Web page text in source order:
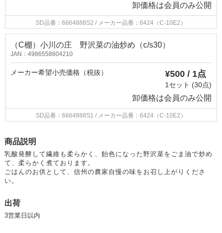
卸価格は会員のみ公開
SD品番：6664888S2 / メーカー品番：6424（C-10E2）
（C棚）小川の庄 野沢菜の油炒め（c/s30）
JAN：4986558604210
メーカー希望小売価格（税抜） ¥500 / 1点
1セット (30点)
卸価格は会員のみ公開
SD品番：6664888S1 / メーカー品番：6424（C-10E2）
商品説明
乳酸発酵して繊維も柔らかく、飴色になった野沢菜をごま油で炒め
て、柔らかく煮ております。
ごはんのお供として、信州の農家自慢の味をお召し上がりくださ
い。
出荷
3営業日以内